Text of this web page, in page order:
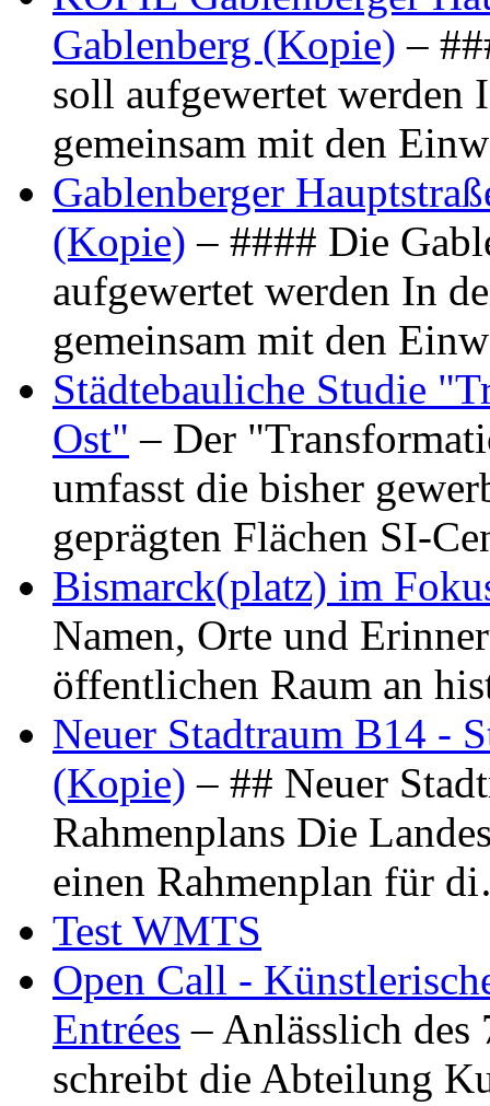
Gablenberg (Kopie) –
soll aufgewertet werden
gemeinsam mit den
Gablenberger
(Kopie) – #### Die
aufgewertet werden In
gemeinsam mit den
Städtebauliche Studie
Ost" – Der
umfasst die bisher
geprägten Flächen SI-
Bismarck(platz) im
Namen, Orte und
öffentlichen Raum an
Neuer Stadtraum B14 -
(Kopie) – ## Neuer
Rahmenplans Die
einen Rahmenplan für
Test WMTS
Open Call -
Entrées – Anlässlich
schreibt die Abteilung